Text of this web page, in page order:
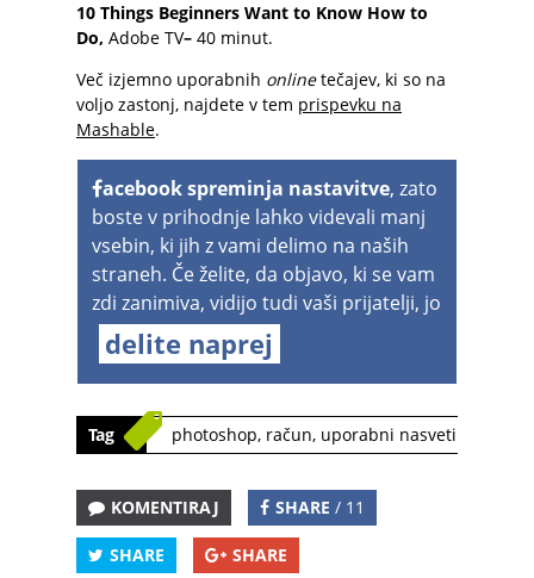
10 Things Beginners Want to Know How to
Do, Adobe TV– 40 minut.
Več izjemno uporabnih onlinetečajev, ki so na
voljo zastonj, najdete v tem prispevku na
Mashable.
acebook spreminja nastavitve, zato
boste v prihodnje lahko videvali manj
vsebin, ki jih z vami delimo na naših
straneh. Če želite, da objavo, ki se vam
zdi zanimiva, vidijo tudi vaši prijatelji, jo
delite naprej
Tag photoshop, račun, uporabni nasveti
KOMENTIRAJ SHARE / 11
SHARE SHARE